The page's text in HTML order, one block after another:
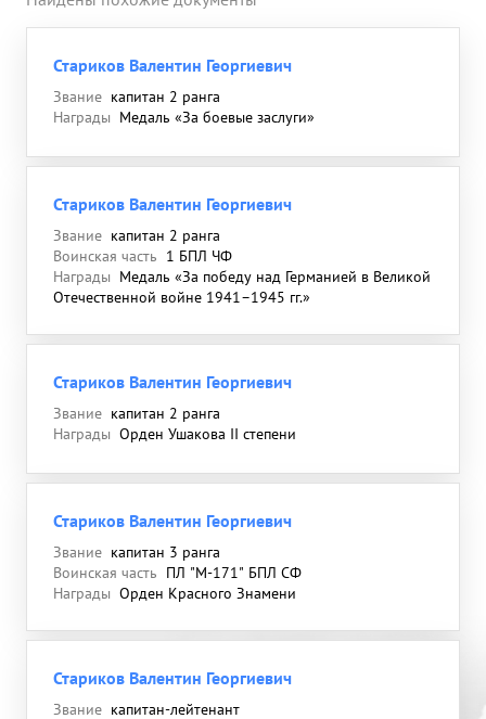
Стариков Валентин Георгиевич
Звание капитан 2 ранга
Награды Медаль «За боевые заслуги»
Стариков Валентин Георгиевич
Звание капитан 2 ранга
Воинская часть 1 БПЛ ЧФ
Награды Медаль «За победу над Германией в Великой
Отечественной войне 1941–1945 гг.»
Стариков Валентин Георгиевич
Звание капитан 2 ранга
Награды Орден Ушакова II степени
Стариков Валентин Георгиевич
Звание капитан 3 ранга
Воинская часть ПЛ "М-171" БПЛ СФ
Награды Орден Красного Знамени
Стариков Валентин Георгиевич
Звание капитан-лейтенант